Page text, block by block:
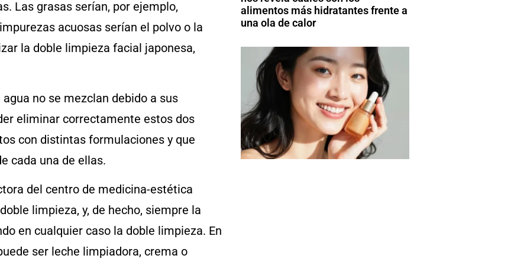
Las grasas serían, por ejemplo,
acuosas serían el polvo o la
la doble limpieza facial japonesa,
no se mezclan debido a sus
eliminar correctamente estos dos
con distintas formulaciones y que
cada una de ellas.
del centro de medicina-estética
limpieza, y, de hecho, siempre la
en cualquier caso la doble limpieza. En
ser leche limpiadora, crema o
alimentos más hidratantes frente a
una ola de calor